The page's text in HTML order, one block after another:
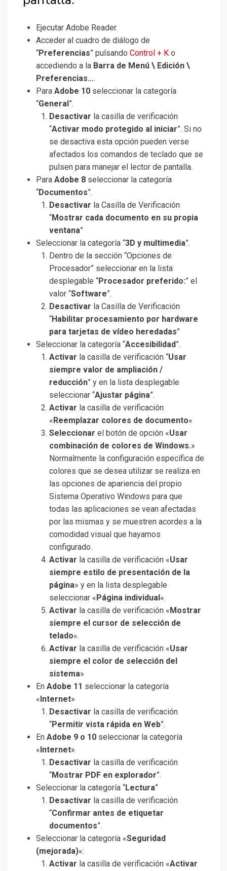
Ejecutar Adobe Reader.
Acceder al cuadro de diálogo de
“Preferencias” pulsando Control + K o
accediendo a la Barra de Menú \ Edición \
Preferencias….
Para Adobe 10 seleccionar la categoría
“General ”.
Desactivar la casilla de verificación
“Activar modo protegido al iniciar”. Si no
se desactiva esta opción pueden verse
afectados los comandos de teclado que se
pulsen para manejar el lector de pantalla.
Para Adobe 8 seleccionar la categoría
“Documentos”.
Desactivar la Casilla de Verificación
“Mostrar cada documento en su propia
ventana”
Seleccionar la categoría “3D y multimedia”.
Dentro de la sección “Opciones de
Procesador” seleccionar en la lista
desplegable “Procesador preferido:” el
valor “Software”.
Desactivar la Casilla de Verificación
“Habilitar procesamiento por hardware
para tarjetas de vídeo heredadas”
Seleccionar la categoría “Accesibilidad”.
Activar la casilla de verificación “Usar
siempre valor de ampliación /
reducción” y en la lista desplegable
seleccionar “Ajustar página”.
Activar la casilla de verificación
« Reemplazar colores de documento«
Seleccionar el botón de opción «Usar
combinación de colores de Windows.»
Normalmente la configuración específica de
colores que se desea utilizar se realiza en
las opciones de apariencia del propio
Sistema Operativo Windows para que
todas las aplicaciones se vean afectadas
por las mismas y se muestren acordes a la
comodidad visual que hayamos
configurado.
Activar la casilla de verificación «Usar
siempre estilo de presentación de la
página» y en la lista desplegable
seleccionar « Página individual «.
Activar la casilla de verificación « Mostrar
siempre el cursor de selección de
telado«.
Activar la casilla de verificación «Usar
siempre el color de selección del
sistema»
En Adobe 11 seleccionar la categoría
« Internet»
Desactivar la casilla de verificación
“Permitir vista rápida en Web”.
En Adobe 9 o 10 seleccionar la categoría
« Internet»
Desactivar la casilla de verificación
“Mostrar PDF en explorador”.
Seleccionar la categoría “Lectura”
Desactivar la casilla de verificación
“Confirmar antes de etiquetar
documentos”.
Seleccionar la categoría «Seguridad
(mejorada)«:
Activar la casilla de verificación «Activar